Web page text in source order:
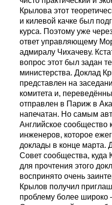
Крылова этот
и килевой качке был
курса. Поэтому уже
ответ управляющему
адмиралу Чихачеву.
вопрос этот был задан
министерства. Доклад
представлен на
комитета и,
отправлен в Париж в
напечатан. Но самым
Английское сообщество
инженеров, которое
доклады в конце марта.
Совет сообщества,
для прочтения этого
воспринято очень
Крылов получил
проблему более широко